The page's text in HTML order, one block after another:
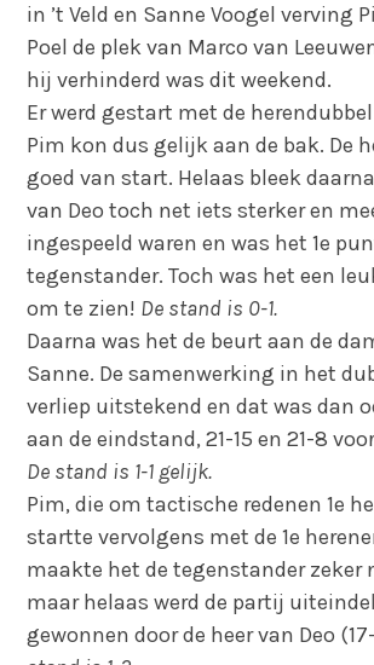
in ’t Veld en Sanne Voogel verving
Poel de plek van Marco van
hij verhinderd was dit weekend.
Er werd gestart met de
Pim kon dus gelijk aan de bak. De
goed van start. Helaas bleek
van Deo toch net iets sterker en
ingespeeld waren en was het 1e
tegenstander. Toch was het een
om te zien! De stand is 0-1.
Daarna was het de beurt aan de
Sanne. De samenwerking in het
verliep uitstekend en dat was dan
aan de eindstand, 21-15 en 21-8
De stand is 1-1 gelijk.
Pim, die om tactische redenen 1e
startte vervolgens met de 1e
maakte het de tegenstander zeker
maar helaas werd de partij
gewonnen door de heer van Deo (17-